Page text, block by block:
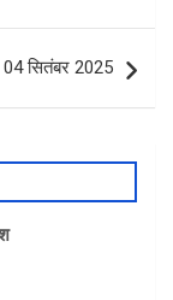
04 सितंबर 2025